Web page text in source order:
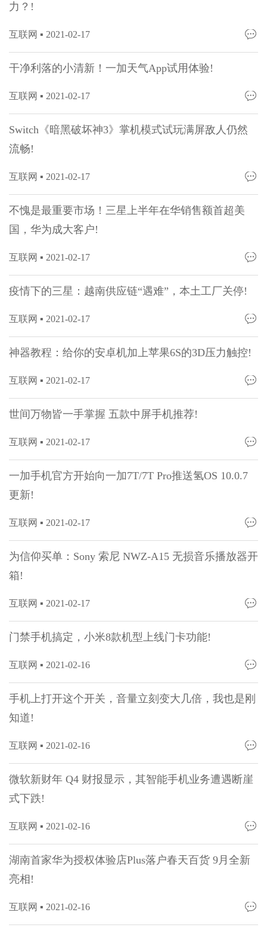
力？!
互联网 ▪ 2021-02-17
干净利落的小清新！一加天气App试用体验!
互联网 ▪ 2021-02-17
Switch《暗黑破坏神3》掌机模式试玩满屏敌人仍然
流畅!
互联网 ▪ 2021-02-17
不愧是最重要市场！三星上半年在华销售额首超美
国，华为成大客户!
互联网 ▪ 2021-02-17
疫情下的三星：越南供应链“遇难”，本土工厂关停!
互联网 ▪ 2021-02-17
神器教程：给你的安卓机加上苹果6S的3D压力触控!
互联网 ▪ 2021-02-17
世间万物皆一手掌握 五款中屏手机推荐!
互联网 ▪ 2021-02-17
一加手机官方开始向一加7T/7T Pro推送氢OS 10.0.7
更新!
互联网 ▪ 2021-02-17
为信仰买单：Sony 索尼 NWZ-A15 无损音乐播放器开
箱!
互联网 ▪ 2021-02-17
门禁手机搞定，小米8款机型上线门卡功能!
互联网 ▪ 2021-02-16
手机上打开这个开关，音量立刻变大几倍，我也是刚
知道!
互联网 ▪ 2021-02-16
微软新财年 Q4 财报显示，其智能手机业务遭遇断崖
式下跌!
互联网 ▪ 2021-02-16
湖南首家华为授权体验店Plus落户春天百货 9月全新
亮相!
互联网 ▪ 2021-02-16